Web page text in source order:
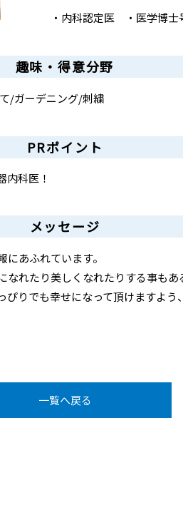
・内科認定医 ・医学博士
趣味・得意分野
/ガーデニング/刺繍
PRポイント
内科医！
メッセージ
あふれています。
れたり美しくなれたりする事もあ
ぴりでも幸せになって頂けますよ
一覧へ戻る